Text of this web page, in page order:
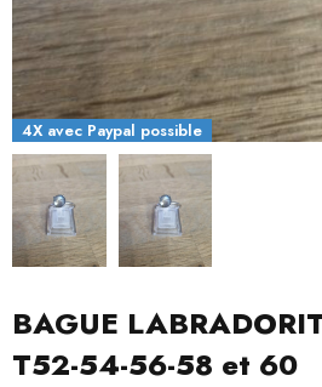
4X avec Paypal possible
BAGUE
T52-54-56-58 et 60